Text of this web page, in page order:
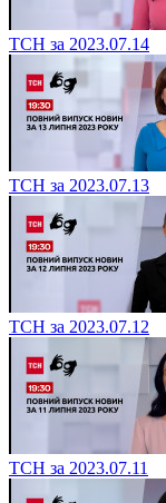
ТСН за 2023.07.14
ТСН за 2023.07.13
ТСН за 2023.07.12
ТСН за 2023.07.11